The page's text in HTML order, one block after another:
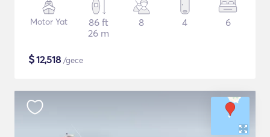
Motor Yat
86 ft
26 m
8 4 6
$12,518 /gece